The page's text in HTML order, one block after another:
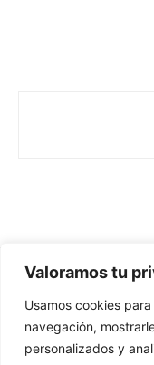
Valoramos tu
Usamos cookies
navegación,
personalizados y
Redes Cristianas
Una mirada alternativa
- Colectivos de Redes